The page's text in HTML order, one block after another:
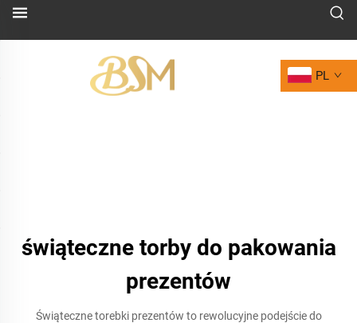
PL
świąteczne torby do pakowania
prezentów
Świąteczne torebki prezentów to rewolucyjne podejście do